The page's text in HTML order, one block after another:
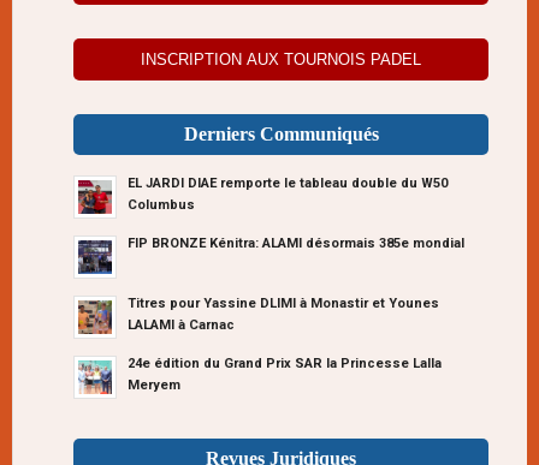
INSCRIPTION AUX TOURNOIS PADEL
Derniers Communiqués
EL JARDI DIAE remporte le tableau double du W50
Columbus
FIP BRONZE Kénitra: ALAMI désormais 385e mondial
Titres pour Yassine DLIMI à Monastir et Younes
LALAMI à Carnac
24e édition du Grand Prix SAR la Princesse Lalla
Meryem
Revues Juridiques